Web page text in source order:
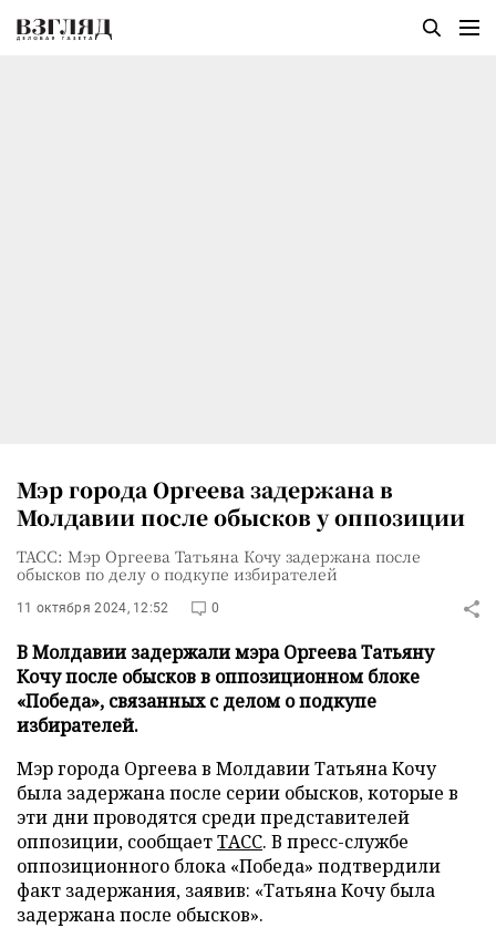
Мэр города Оргеева задержана в
Молдавии после обысков у оппозиции
ТАСС: Мэр Оргеева Татьяна Кочу задержана после
обысков по делу о подкупе избирателей
11 октября 2024, 12:52 0
В Молдавии задержали мэра Оргеева Татьяну
Кочу после обысков в оппозиционном блоке
«Победа», связанных с делом о подкупе
избирателей.
Мэр города Оргеева в Молдавии Татьяна Кочу
была задержана после серии обысков, которые в
эти дни проводятся среди представителей
оппозиции, сообщаетТАСС. В пресс-службе
оппозиционного блока «Победа» подтвердили
факт задержания, заявив: «Татьяна Кочу была
задержана после обысков».